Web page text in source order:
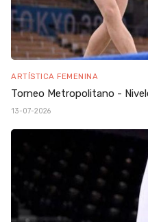
ARTÍSTICA FEMENINA
Torneo Metropolitano -
13-07-2026